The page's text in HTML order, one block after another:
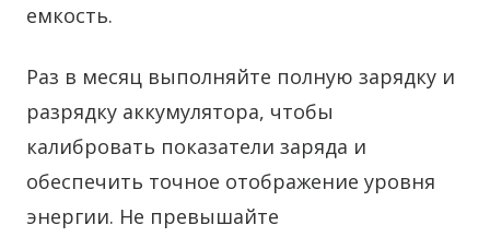
емкость.
Раз в месяц выполняйте полную зарядку и
разрядку аккумулятора, чтобы
калибровать показатели заряда и
обеспечить точное отображение уровня
энергии. Не превышайте